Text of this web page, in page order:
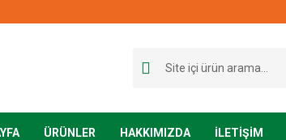
ÜRÜNLER HAKKIMIZDA İLETİŞİM